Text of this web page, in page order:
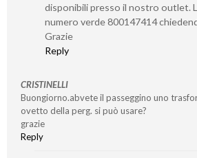
disponibili presso il nostro outlet.
numero verde 800147414
Grazie
Reply
CRISTINELLI
Buongiorno.abvete il passeggino uno
ovetto della perg. si può usare?
grazie
Reply